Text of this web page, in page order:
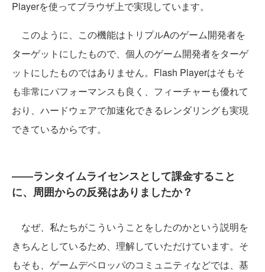
Playerを使ってブラウザ上で実現しています。
このように、この機能はトリプルAのゲーム開発者を
ターゲットにしたもので、個人のゲーム開発者をターゲ
ットにしたものではありません。Flash Playerはそもそ
も非常にパフォーマンスも良く、フィーチャーも優れて
おり、ハードウェアで加速化できるレンダリングも実現
できているからです。
――ランタイムライセンスとして課金すること
に、周囲からの反発はありましたか？
なぜ、私たちがこういうことをしたのかという説明を
きちんとしているため、理解していただけています。そ
もそも、ゲームデベロッパのコミュニティなどでは、基